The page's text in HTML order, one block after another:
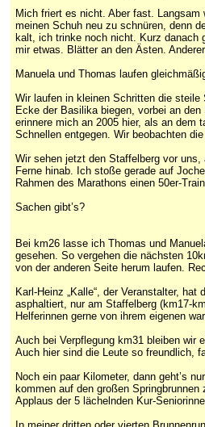
Mich friert es nicht. Aber fast.
meinen Schuh neu zu schnüren, denn
kalt, ich trinke noch nicht. Kurz danach
mir etwas. Blätter an den Ästen.
Manuela und Thomas laufen
Wir laufen in kleinen Schritten die
Ecke der Basilika biegen, vorbei an
erinnere mich an 2005 hier, als an dem
Schnellen entgegen. Wir beobachten
Wir sehen jetzt den Staffelberg vor
Ferne hinab. Ich stoße gerade auf
Rahmen des Marathons einen 50er-
Sachen gibt’s?
Bei km26 lasse ich Thomas und
gesehen. So vergehen die nächsten
von der anderen Seite herum laufen.
Karl-Heinz „Kalle“, der Veranstalter,
asphaltiert, nur am Staffelberg (km17-
Helferinnen gerne von ihrem eigenen
Auch bei Verpflegung km31 bleiben wir
Auch hier sind die Leute so freundlich,
Noch ein paar Kilometer, dann geht’s
kommen auf den großen
Applaus der 5 lächelnden Kur-